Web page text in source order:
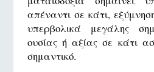
απέναντι σε κάτι,
υπερβολικά μεγάλης
ουσίας ή αξίας σε κάτι
σημαντικό.